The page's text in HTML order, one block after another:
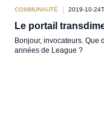
COMMUNAUTÉ 2019-10-
Le portail
Bonjour, invocateurs. Que
années de League ?